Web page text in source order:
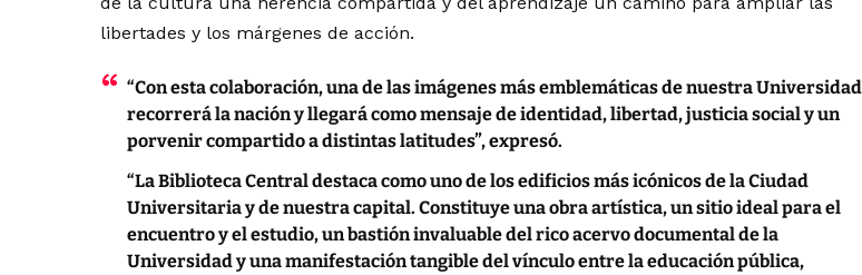
libertades y los márgenes de acción.
“Con esta colaboración, una de las imágenes más emblemáticas de nuestra Universidad
recorrerá la nación y llegará como mensaje de identidad, libertad, justicia social y un
porvenir compartido a distintas latitudes”, expresó.
“La Biblioteca Central destaca como uno de los edificios más icónicos de la Ciudad
Universitaria y de nuestra capital. Constituye una obra artística, un sitio ideal para el
encuentro y el estudio, un bastión invaluable del rico acervo documental de la
Universidad y una manifestación tangible del vínculo entre la educación pública,